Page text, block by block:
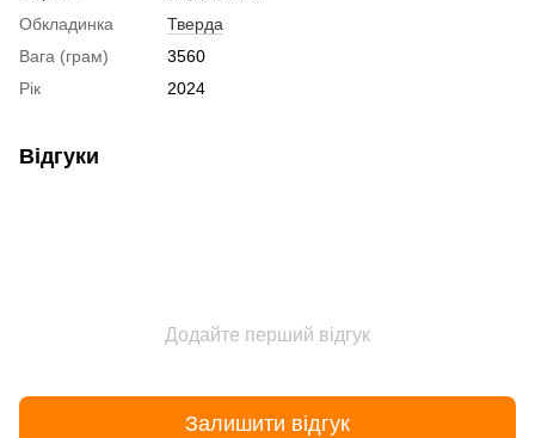
Обкладинка
Тверда
Вага (грам)
3560
Рік
2024
Відгуки
Додайте перший відгук
Залишити відгук